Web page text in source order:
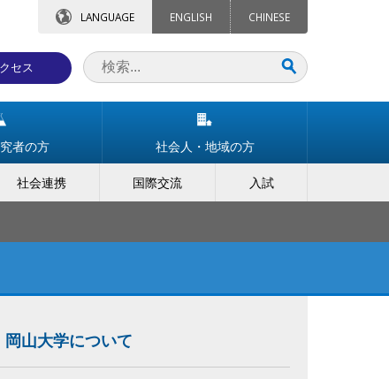
LANGUAGE ENGLISH CHINESE
セス
者の方 社会人・地域の方
社会連携 国際交流 入試
岡山大学について